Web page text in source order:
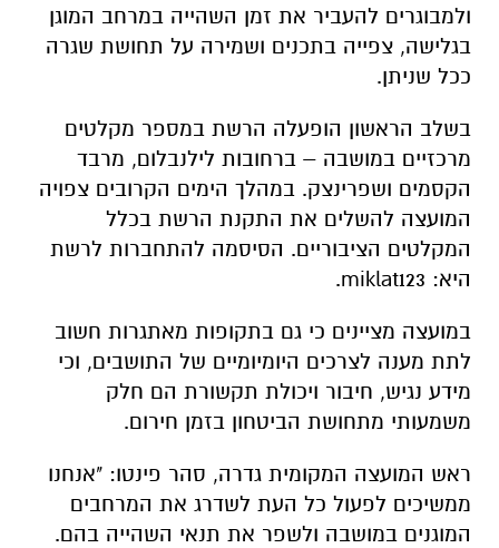
ולמבוגרים להעביר את זמן השהייה במרחב המוגן
בגלישה, צפייה בתכנים ושמירה על תחושת שגרה
ככל שניתן.
בשלב הראשון הופעלה הרשת במספר מקלטים
מרכזיים במושבה – ברחובות לילנבלום, מרבד
הקסמים ושפרינצק. במהלך הימים הקרובים צפויה
המועצה להשלים את התקנת הרשת בכלל
המקלטים הציבוריים. הסיסמה להתחברות לרשת
היא: miklat123.
במועצה מציינים כי גם בתקופות מאתגרות חשוב
לתת מענה לצרכים היומיומיים של התושבים, וכי
מידע נגיש, חיבור ויכולת תקשורת הם חלק
משמעותי מתחושת הביטחון בזמן חירום.
ראש המועצה המקומית גדרה, סהר פינטו: "אנחנו
ממשיכים לפעול כל העת לשדרג את המרחבים
המוגנים במושבה ולשפר את תנאי השהייה בהם.